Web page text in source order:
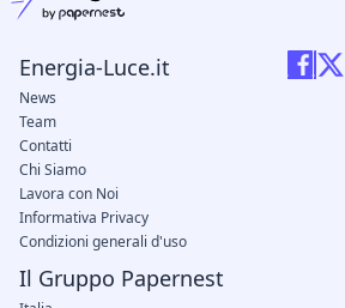
Energia-Luce.it
News
Team
Contatti
Chi Siamo
Lavora con Noi
Informativa Privacy
Condizioni generali d'uso
Il Gruppo Papernest